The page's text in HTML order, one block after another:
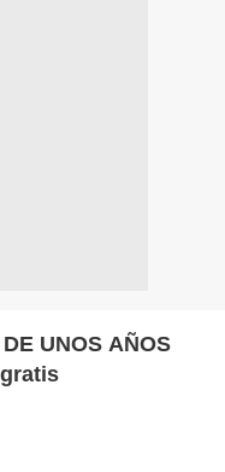
UNOS AÑOS